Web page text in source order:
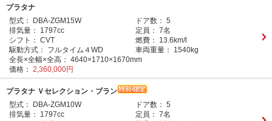
プラタナ
型式：
DBA-ZGM15W ドア数： 5
排気量：
1797cc 定員： 7名
シフト： CVT 燃費：
13.6km/l
駆動方式：
フルタイム４WD 車両重量：
1540kg
全長×全幅×全高： 4640×1710×1670mm
価格： 2,360,000円
プラタナ Ｖセレクション・ブラン
型式：
DBA-ZGM10W ドア数： 5
排気量：
1797cc 定員： 7名